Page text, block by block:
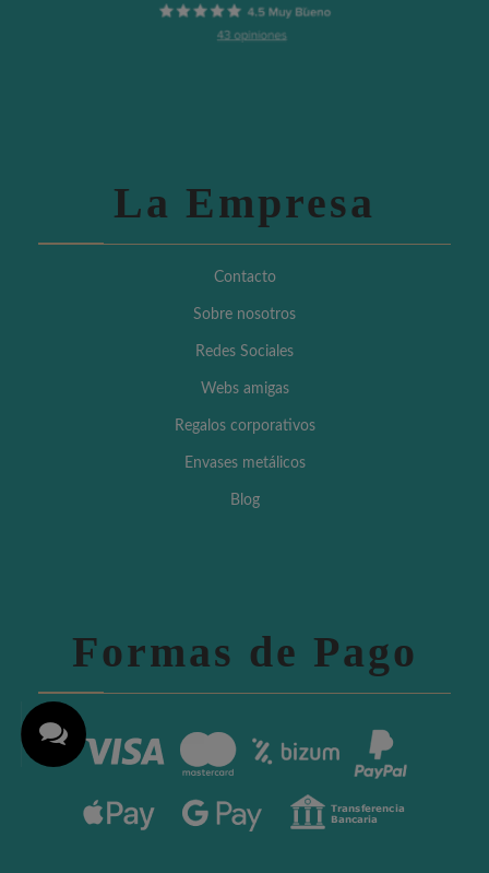
La Empresa
Contacto
Sobre nosotros
Redes Sociales
Webs amigas
Regalos corporativos
Envases metálicos
Blog
Formas de Pago